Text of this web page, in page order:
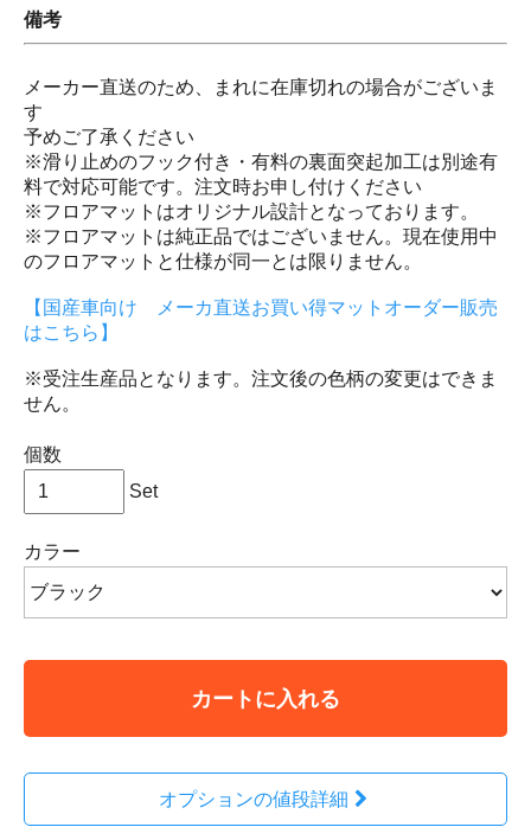
備考
メーカー直送のため、まれに在庫切れの場合がございま
す
予めご了承ください
※滑り止めのフック付き・有料の裏面突起加工は別途有
料で対応可能です。注文時お申し付けください
※フロアマットはオリジナル設計となっております。
※フロアマットは純正品ではございません。現在使用中
のフロアマットと仕様が同一とは限りません。
【国産車向け メーカ直送お買い得マットオーダー販売
はこちら】
※受注生産品となります。注文後の色柄の変更はできま
せん。
個数
Set
カラー
カートに入れる
オプションの値段詳細